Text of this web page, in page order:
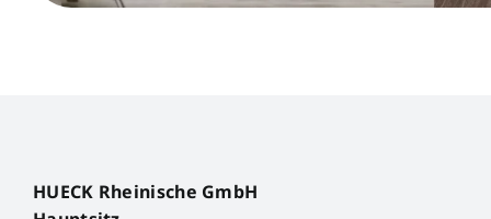
HUECK Rheinische GmbH